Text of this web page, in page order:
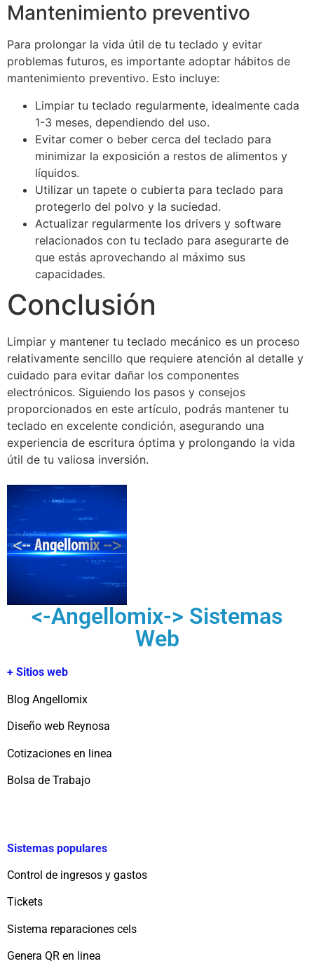
Mantenimiento preventivo
Para prolongar la vida útil de tu teclado y evitar
problemas futuros, es importante adoptar hábitos de
mantenimiento preventivo. Esto incluye:
Limpiar tu teclado regularmente, idealmente cada
1-3 meses, dependiendo del uso.
Evitar comer o beber cerca del teclado para
minimizar la exposición a restos de alimentos y
líquidos.
Utilizar un tapete o cubierta para teclado para
protegerlo del polvo y la suciedad.
Actualizar regularmente los drivers y software
relacionados con tu teclado para asegurarte de
que estás aprovechando al máximo sus
capacidades.
Conclusión
Limpiar y mantener tu teclado mecánico es un proceso
relativamente sencillo que requiere atención al detalle y
cuidado para evitar dañar los componentes
electrónicos. Siguiendo los pasos y consejos
proporcionados en este artículo, podrás mantener tu
teclado en excelente condición, asegurando una
experiencia de escritura óptima y prolongando la vida
útil de tu valiosa inversión.
<-Angellomix-> Sistemas
Web
+ Sitios web
Blog Angellomix
Diseño web Reynosa
Cotizaciones en linea
Bolsa de Trabajo
Sistemas populares
Control de ingresos y gastos
Tickets
Sistema reparaciones cels
Genera QR en linea